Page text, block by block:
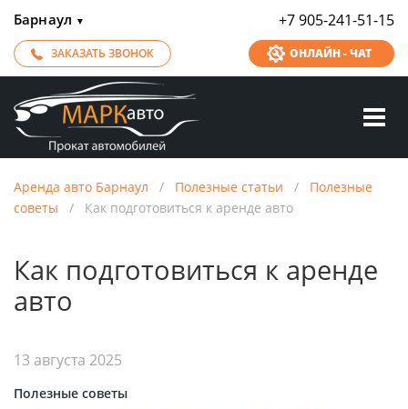
Барнаул ▼ +7 905-241-51-15
ЗАКАЗАТЬ ЗВОНОК ОНЛАЙН - ЧАТ
Аренда авто Барнаул / Полезные статьи / Полезные
советы / Как подготовиться к аренде авто
Как подготовиться к аренде
авто
13 августа 2025
Полезные советы